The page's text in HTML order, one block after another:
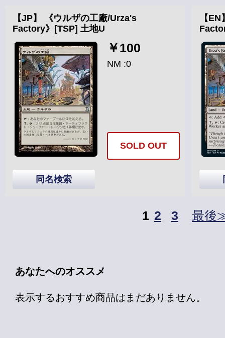
【JP】 《ウルザの工廠/Urza's
Factory》[TSP] 土地U
￥100
NM :0
SOLD OUT
同名検索
【
1 2 3 最後
あなたへのオススメ
表示するおすすめ商品はまだありません。